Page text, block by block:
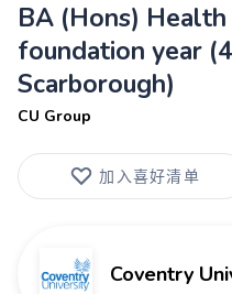
BA (Hons)
foundation year
Scarborough)
CU Group
加入喜好清单
Coventry